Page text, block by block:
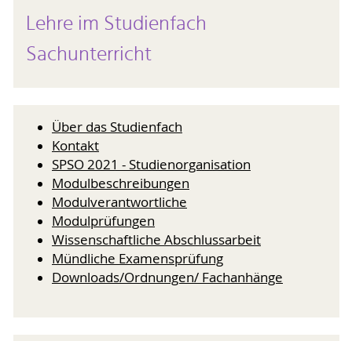
Lehre im Studienfach
Sachunterricht
Über das Studienfach
Kontakt
SPSO 2021 - Studienorganisation
Modulbeschreibungen
Modulverantwortliche
Modulprüfungen
Wissenschaftliche Abschlussarbeit
Mündliche Examensprüfung
Downloads/Ordnungen/ Fachanhänge